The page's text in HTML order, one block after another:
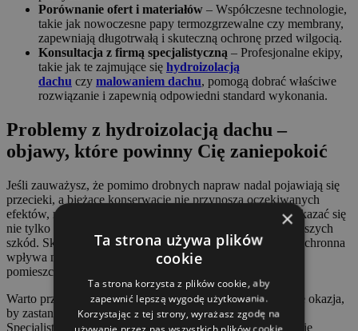
Porównanie ofert i materiałów – Współczesne technologie,
takie jak nowoczesne papy termozgrzewalne czy membrany,
zapewniają długotrwałą i skuteczną ochronę przed wilgocią.
Konsultacja z firmą specjalistyczną – Profesjonalne ekipy,
takie jak te zajmujące się hydroizolacją
dachu czy malowaniem dachu, pomogą dobrać właściwe
rozwiązanie i zapewnią odpowiedni standard wykonania.
Problemy z hydroizolacją dachu –
objawy, które powinny Cię zaniepokoić
Jeśli zauważysz, że pomimo drobnych napraw nadal pojawiają się
przecieki, a bieżące konserwacje nie przynoszą oczekiwanych
efektów, nie warto czekać. Wymiana hydroizolacji może okazać się
nie tylko bardziej opłacalna, ale i pozwoli na uniknięcie dalszych
szkód. Skutecznie założona i właściwie dobrana warstwa ochronna
wpływa na trwałość całego dachu i komfort użytkowania
pomieszczeń.
Warto przy tym pamiętać, że kompleksowy remont to także okazja,
by zastanowić się nad innymi aspektami utrzymania dachu.
Specjalistyczne firmy świadczące usługi takie jak malowanie
×
Ta strona używa plików
cookie
Ta strona korzysta z plików cookie, aby
zapewnić lepszą wygodę użytkowania.
Korzystając z tej strony, wyrażasz zgodę na
używanie przez nas wszystkich plików cookie